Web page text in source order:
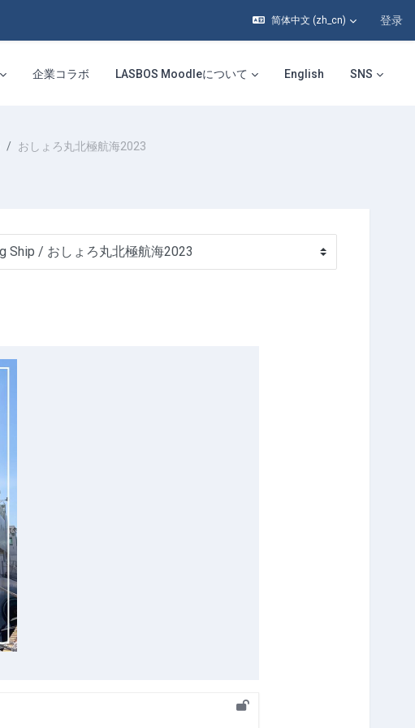
简体中文 ‎(zh_cn)‎ 登录
企業コラボ LASBOS Moodleについて English SNS
おしょろ丸北極航海2023